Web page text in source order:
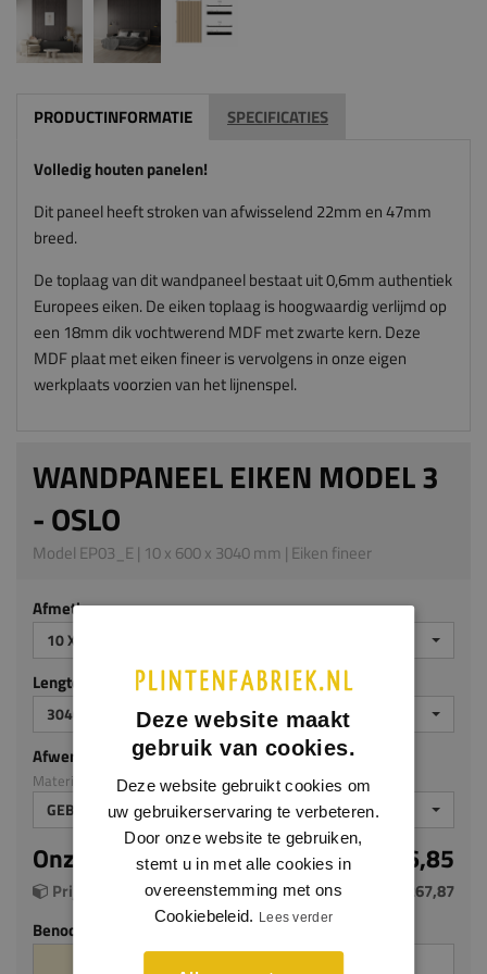
PRODUCTINFORMATIE SPECIFICATIES
Volledig houten panelen!
Dit paneel heeft stroken van afwisselend 22mm en 47mm
breed.
De toplaag van dit wandpaneel bestaat uit 0,6mm authentiek
Europees eiken. De eiken toplaag is hoogwaardig verlijmd op
een 18mm dik vochtwerend MDF met zwarte kern. Deze
MDF plaat met eiken fineer is vervolgens in onze eigen
werkplaats voorzien van het lijnenspel.
WANDPANEEL EIKEN MODEL 3
- OSLO
Model EP03_E | 10 x 600 x 3040 mm | Eiken fineer
Afmeting
10 X 600 X 3040 MM
Lengte (mm)
3040
Afwerking
Materiaal: Eiken fineer
GEBEITST ZG
Onze prijs per m² € 146,85
Prijs per plaat (1.824 m²)
€ 267,87
Benodigde aantal m²
Aantal platen
Deze website maakt
gebruik van cookies.
Deze website gebruikt cookies om
uw gebruikerservaring te verbeteren.
Door onze website te gebruiken,
stemt u in met alle cookies in
overeenstemming met ons
Cookiebeleid. Lees verder